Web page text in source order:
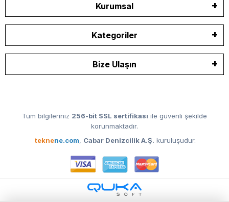
Kurumsal
Kategoriler
Bize Ulaşın
Tüm bilgileriniz 256-bit SSL sertifikası ile güvenli şekilde
korunmaktadır.
teknene.com, Cabar Denizcilik A.Ş. kuruluşudur.